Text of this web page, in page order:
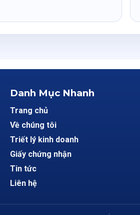
Danh Mục Nhanh
Trang chủ
Về chúng tôi
Triết lý kinh doanh
Giấy chứng nhận
Tin tức
Liên hệ